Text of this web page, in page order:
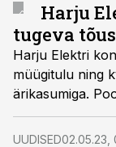
Harju
tugeva
Harju Elektri
müügitulu ning
ärikasumiga.
puhaskasum
140% võrreldes
UUDISED02.05.23,